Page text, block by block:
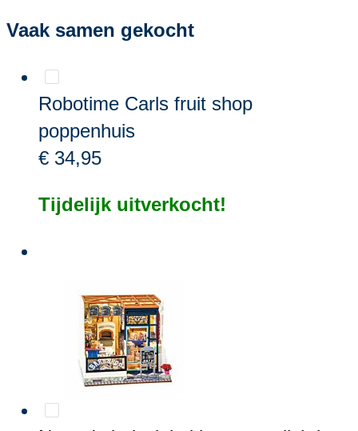
Vaak samen gekocht
Robotime Carls fruit shop
poppenhuis
€ 34,95
Tijdelijk uitverkocht!